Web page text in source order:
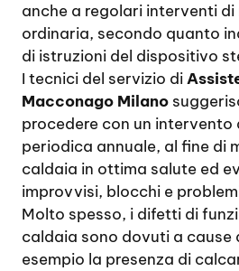
anche a regolari interventi
ordinaria, secondo quanto
di istruzioni del dispositivo
I tecnici del servizio di
Macconago Milano
procedere con un intervento
periodica annuale, al fine di
caldaia in ottima salute ed
improvvisi, blocchi e
Molto spesso, i difetti di
caldaia sono dovuti a cause
esempio la presenza di